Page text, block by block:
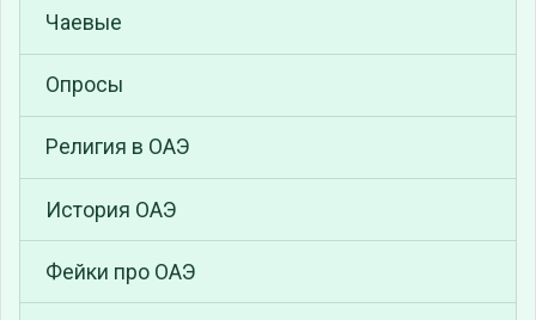
Чаевые
Опросы
Религия в ОАЭ
История ОАЭ
Фейки про ОАЭ